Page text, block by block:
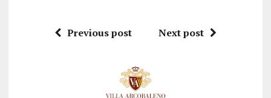
Previous post Next post